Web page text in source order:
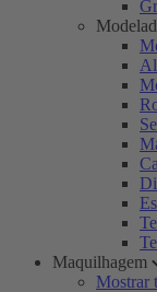
Maquilhagem
Mostrar